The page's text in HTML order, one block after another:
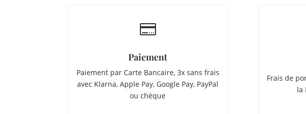

Paiement
Paiement par Carte Bancaire, 3x sans frais
avec Klarna, Apple Pay, Google Pay, PayPal
ou chèque
Frais de
la